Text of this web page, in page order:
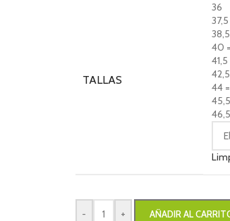
TALLAS
36
40
44
- + AÑADIR AL